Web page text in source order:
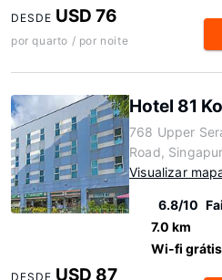
DESDE USD 76
por quarto / por noite
Hotel 81
768 Upper
Road,
Visualizar
6.8/10
7.0 km
Wi-fi grátis
DESDE USD 87